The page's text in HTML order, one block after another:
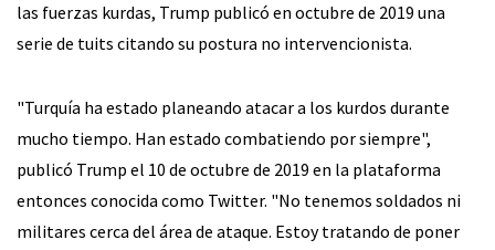
las fuerzas kurdas, Trump publicó en octubre de 2019 una
serie de tuits citando su postura no intervencionista.
"Turquía ha estado planeando atacar a los kurdos durante
mucho tiempo. Han estado combatiendo por siempre",
publicó Trump el 10 de octubre de 2019 en la plataforma
entonces conocida como Twitter. "No tenemos soldados ni
militares cerca del área de ataque. Estoy tratando de poner